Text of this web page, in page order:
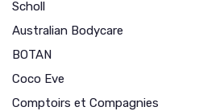
Scholl
Australian Bodycare
BOTAN
Coco Eve
Comptoirs et Compagnies